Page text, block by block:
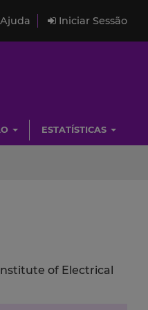
Iniciar Sessão
ESTATÍSTICAS
of Electrical